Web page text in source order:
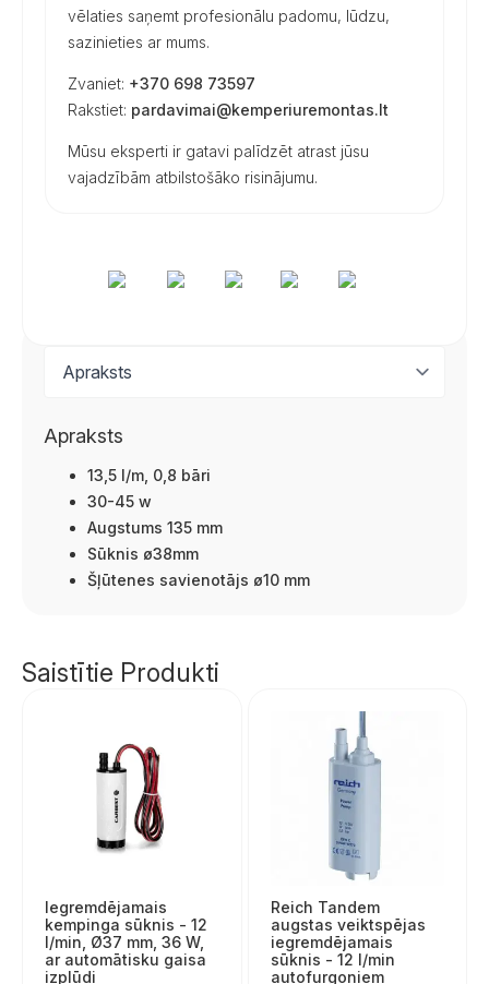
vēlaties saņemt profesionālu padomu, lūdzu,
sazinieties ar mums.
Zvaniet: +370 698 73597
Rakstiet: pardavimai@kemperiuremontas.lt
Mūsu eksperti ir gatavi palīdzēt atrast jūsu
vajadzībām atbilstošāko risinājumu.
Apraksts
13,5 l/m, 0,8 bāri
30-45 w
Augstums 135 mm
Sūknis ø38mm
Šļūtenes savienotājs ø10 mm
Saistītie Produkti
Iegremdējamais
kempinga sūknis - 12
l/min, Ø37 mm, 36 W,
ar automātisku gaisa
izplūdi
Reich Tandem
augstas veiktspējas
iegremdējamais
sūknis - 12 l/min
autofurgoniem